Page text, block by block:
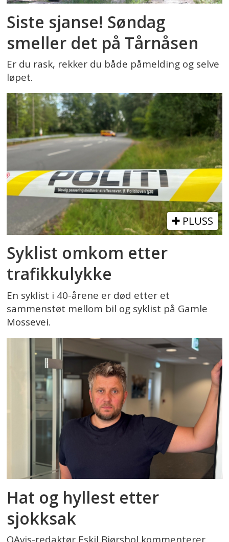
Siste sjanse! Søndag
smeller det på Tårnåsen
Er du rask, rekker du både påmelding og selve
løpet.
PLUSS
Syklist omkom etter
trafikkulykke
En syklist i 40-årene er død etter et
sammenstøt mellom bil og syklist på Gamle
Mossevei.
Hat og hyllest etter
sjokksak